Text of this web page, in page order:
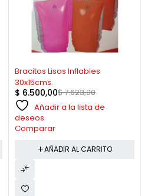
Bracitos Lisos Inflables
30x15cms.
$7.623,00
$ 6.500,00
Añadir a la lista de
deseos
Comparar
AÑADIR AL CARRITO